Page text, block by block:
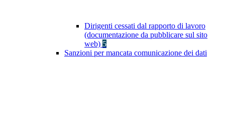
Dirigenti cessati dal rapporto di lavoro
(documentazione da pubblicare sul sito
web) 5
Sanzioni per mancata comunicazione dei dati